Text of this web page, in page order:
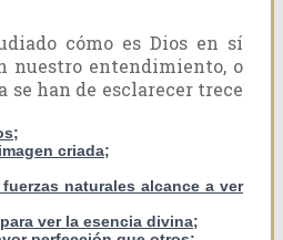
cómo es Dios en sí
nuestro entendimiento, o
se han de esclarecer trece
criada;
naturales alcance a ver
ver la esencia divina;